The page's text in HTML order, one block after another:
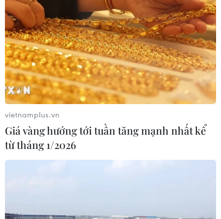
vietnamplus.vn
Giá vàng hướng tới tuần tăng mạnh nhất kể
từ tháng 1/2026